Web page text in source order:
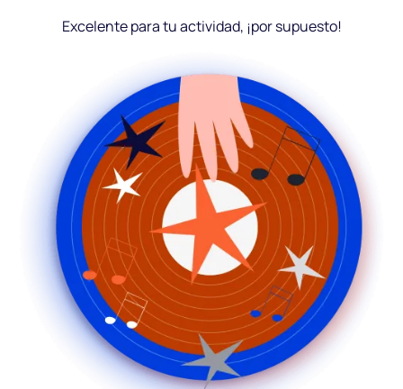
Excelente para tu actividad, ¡por supuesto!